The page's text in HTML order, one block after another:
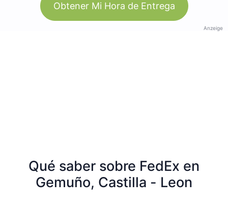
Obtener Mi Hora de Entrega
Anzeige
Qué saber sobre FedEx en
Gemuño, Castilla - Leon